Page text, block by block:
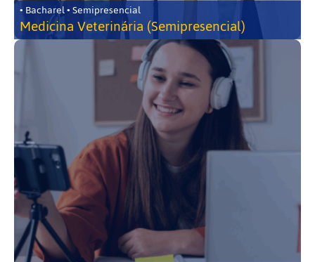
• Bacharel • Semipresencial
Medicina Veterinária (Semipresencial)